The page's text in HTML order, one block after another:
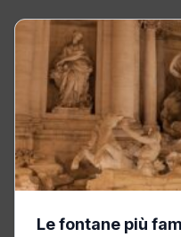
Le fontane più